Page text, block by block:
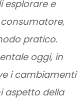
esplorare e
pratico.
oggi, in
i cambiamenti
aspetto della